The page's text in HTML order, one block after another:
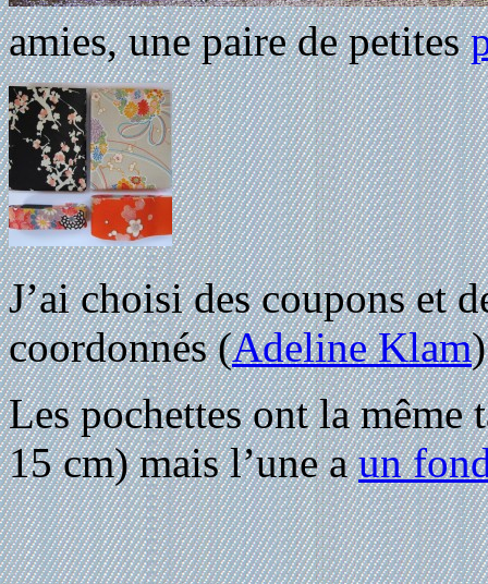
amies, une paire de petites
J’ai choisi des coupons et
coordonnés (Adeline Klam
Les pochettes ont la
15 cm) mais l’une aun